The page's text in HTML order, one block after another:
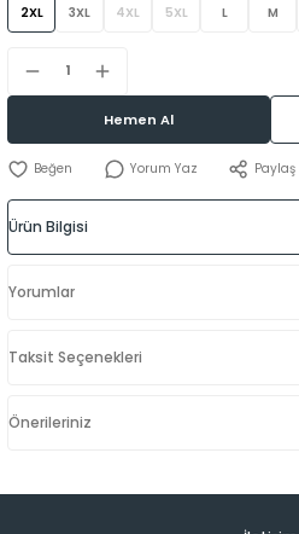
2XL 3XL 4XL 5XL L M
Hemen Al
Yorum Yaz Paylaş
Ürün Bilgisi
Yorumlar
Taksit Seçenekleri
Önerileriniz